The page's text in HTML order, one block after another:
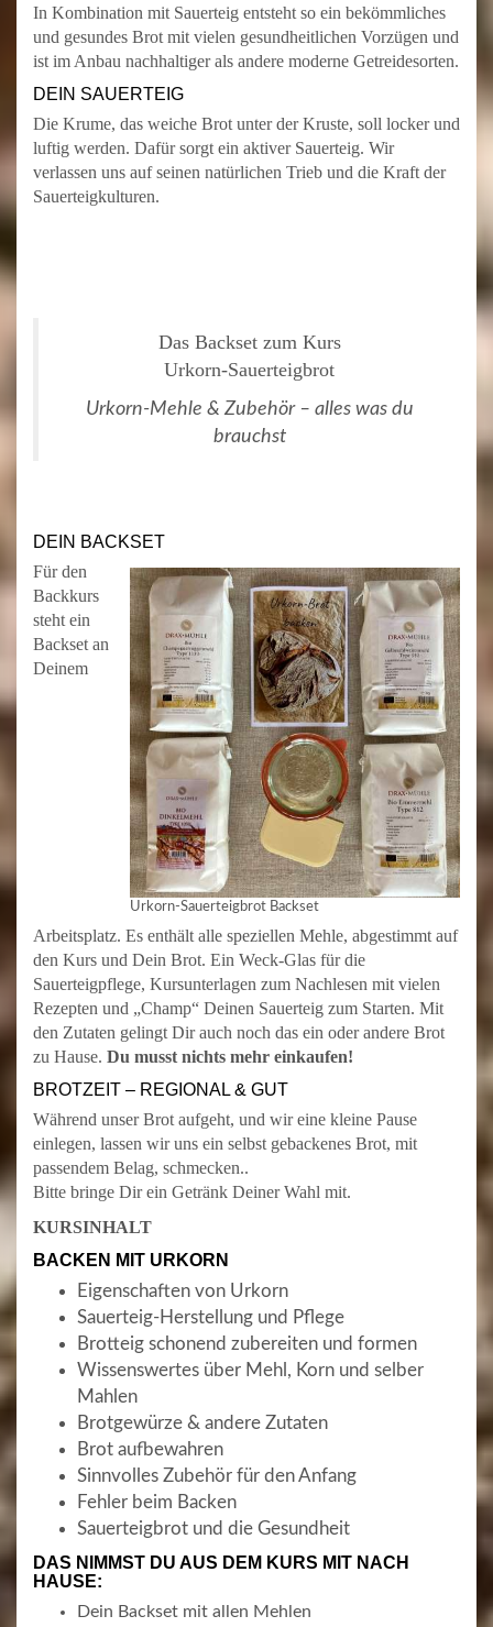
In Kombination mit Sauerteig entsteht so ein bekömmliches
und gesundes Brot mit vielen gesundheitlichen Vorzügen und
ist im Anbau nachhaltiger als andere moderne Getreidesorten.
DEIN SAUERTEIG
Die Krume, das weiche Brot unter der Kruste, soll locker und
luftig werden. Dafür sorgt ein aktiver Sauerteig. Wir
verlassen uns auf seinen natürlichen Trieb und die Kraft der
Sauerteigkulturen.
Das Backset zum Kurs
Urkorn-Sauerteigbrot
Urkorn-Mehle & Zubehör – alles was du
brauchst
DEIN BACKSET
Urkorn-Sauerteigbrot Backset
Für den
Backkurs
steht ein
Backset an
Deinem
Arbeitsplatz. Es enthält alle speziellen Mehle, abgestimmt auf
den Kurs und Dein Brot. Ein Weck-Glas für die
Sauerteigpflege, Kursunterlagen zum Nachlesen mit vielen
Rezepten und „Champ“ Deinen Sauerteig zum Starten. Mit
den Zutaten gelingt Dir auch noch das ein oder andere Brot
zu Hause. Du musst nichts mehr einkaufen!
BROTZEIT – REGIONAL & GUT
Während unser Brot aufgeht, und wir eine kleine Pause
einlegen, lassen wir uns ein selbst gebackenes Brot, mit
passendem Belag, schmecken..
Bitte bringe Dir ein Getränk Deiner Wahl mit.
KURSINHALT
BACKEN MIT URKORN
Eigenschaften von Urkorn
Sauerteig-Herstellung und Pflege
Brotteig schonend zubereiten und formen
Wissenswertes über Mehl, Korn und selber
Mahlen
Brotgewürze & andere Zutaten
Brot aufbewahren
Sinnvolles Zubehör für den Anfang
Fehler beim Backen
Sauerteigbrot und die Gesundheit
DAS NIMMST DU AUS DEM KURS MIT NACH
HAUSE:
Dein Backset mit allen Mehlen